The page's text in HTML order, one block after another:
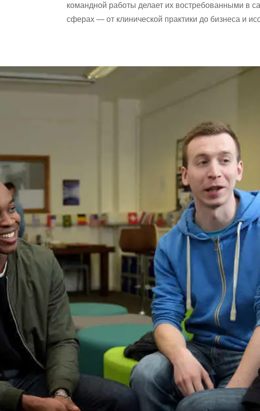
командной работы делает их востребованными в
сферах — от клинической практики до бизнеса и